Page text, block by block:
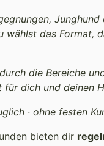
Junghund
wählst das Format,
die Bereiche
für dich und deinen
· ohne festen
bieten dir